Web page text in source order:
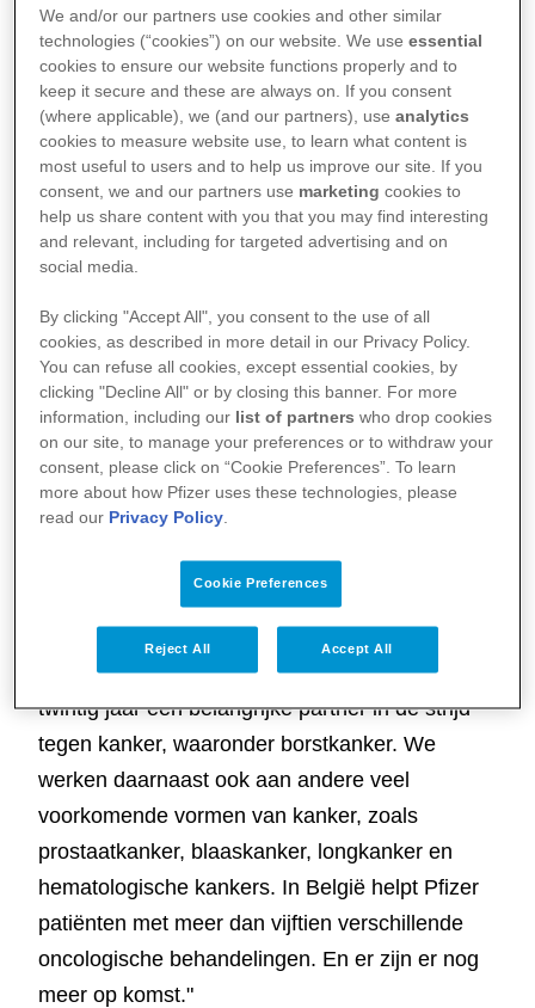
team van Pfizer. Nathalie Gonnissen, Oncology
Lead bij Pfizer België-Luxemburg, gidst ons
door de recente ontwikkelingen in de strijd
tegen kanker.
Het grote publiek associeert Pfizer vooral
met de rol die het bedrijf speelde tijdens de
covid-19-pandemie, maar dat is niet jullie
enige werkterrein…
Nathalie Gonnissen: "Klopt. De bijdrage van
Pfizer tijdens de COVID-19-pandemie was
inderdaad belangrijk, maar onze activiteiten
beperken zich uiteraard niet tot de strijd tegen
COVID. Doorheen onze 175-jarige
geschiedenis zijn we in een aantal belangrijke
therapeutische gebieden actief geweest, veelal
belangrijke rol in spelen. Zo zijn we al ruim
twintig jaar een belangrijke partner in de strijd
tegen kanker, waaronder borstkanker. We
werken daarnaast ook aan andere veel
voorkomende vormen van kanker, zoals
prostaatkanker, blaaskanker, longkanker en
hematologische kankers. In België helpt Pfizer
patiënten met meer dan vijftien verschillende
oncologische behandelingen. En er zijn er nog
meer op komst."
We and/or our partners use cookies and other similar
technologies (“cookies”) on our website. We useessential
cookies to ensure our website functions properly and to
keep it secure and these are always on. If you consent
(where applicable), we (and our partners), useanalytics
cookies to measure website use, to learn what content is
most useful to users and to help us improve our site. If you
consent, we and our partners use marketing cookies to
help us share content with you that you may find interesting
and relevant, including for targeted advertising and on
social media.
By clicking "Accept All", you consent to the use of all
cookies, as described in more detail in our Privacy Policy.
You can refuse all cookies, except essential cookies, by
clicking "Decline All" or by closing this banner. For more
information, including our list of partners who drop cookies
on our site, to manage your preferences or to withdraw your
consent, please click on “Cookie Preferences”. To learn
more about how Pfizer uses these technologies, please
read our Privacy Policy
Cookie Preferences
Reject All Accept All